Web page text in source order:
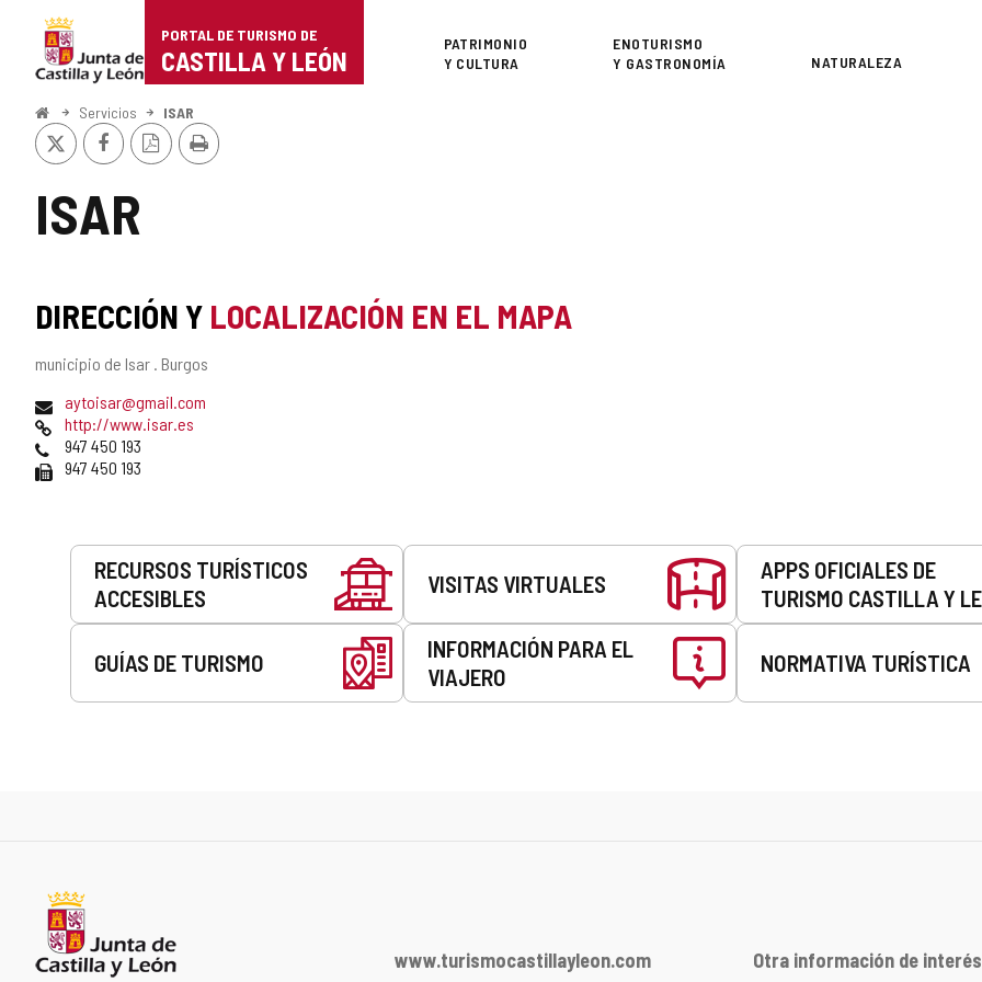
Portal
de
Turismo
de
Castilla
PORTAL DE TURISMO DE
CASTILLA Y LEÓN
Superior
PATRIMONIO
Y CULTURA
ENOTURISMO
Y GASTRONOMÍA
NATURALEZA
InicioServicios ISAR
ISAR
X FacebookVersión
PDF
Imprimir
DIRECCIÓN Y LOCALIZACIÓN EN EL MAPA
Dirección
municipio de Isar . Burgos
Dirección
de
correo
electrónico
aytoisar@gmail.com
Página
Web
http://www.isar.es
Teléfonos
947 450 193
Fax 947 450 193
Servicios
RECURSOS TURÍSTICOS
ACCESIBLES
VISITAS VIRTUALES
APPS OFICIALES DE
TURISMO CASTILLA Y
GUÍAS DE TURISMO
INFORMACIÓN PARA EL
VIAJERO
NORMATIVA TURÍSTICA
www.turismocastillayleon.com Otra información de interés